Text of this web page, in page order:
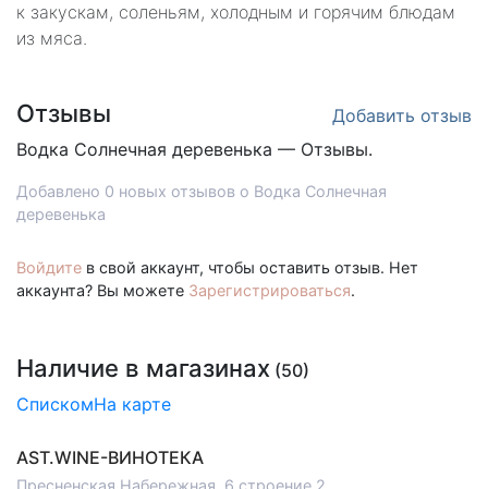
к закускам, соленьям, холодным и горячим блюдам
из мяса.
Отзывы
Добавить отзыв
Водка Солнечная деревенька — Отзывы.
Добавлено 0 новых отзывов о Водка Солнечная
деревенька
Войдите в свой аккаунт, чтобы оставить отзыв. Нет
аккаунта? Вы можете Зарегистрироваться.
Наличие в магазинах (50)
СпискомНа карте
AST.WINE-ВИНОТЕКА